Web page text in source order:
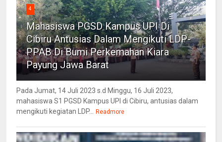
4
Mahasiswa PGSD Kampus UPI Di
Cibiru Antusias Dalam Mengikuti LDP-
PPAB Di Bumi Perkemahan Kiara
Payung Jawa Barat
Pada Jumat, 14 Juli 2023 s.d Minggu, 16 Juli 2023,
mahasiswa S1 PGSD Kampus UPI di Cibiru, antusias dalam
mengikuti kegiatan LDP... Readmore